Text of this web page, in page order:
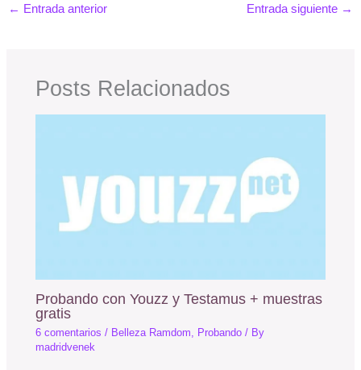
← Entrada anterior Entrada siguiente →
Posts Relacionados
Probando con Youzz y Testamus + muestras
gratis
6 comentarios / Belleza Ramdom, Probando / By
madridvenek